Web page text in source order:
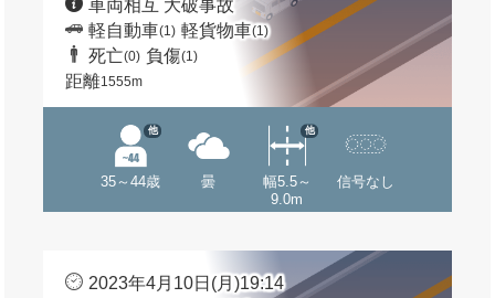
車両相互 大破事故
軽自動車(1) 軽貨物車(1)
死亡(0) 負傷(1)
距離1555m
35～44歳
他
曇
幅5.5～
9.0m
他
信号なし
2023年4月10日(月)19:14